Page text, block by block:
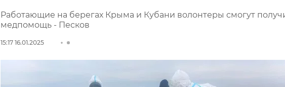
Работающие на берегах Крыма и Кубани волонтеры смогут
медпомощь - Песков
15:17 16.01.2025